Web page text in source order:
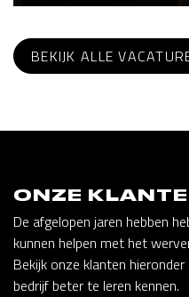
BEKIJK ALLE
ONZE
De afgelopen jaren hebben
kunnen helpen met het
Bekijk onze klanten
bedrijf beter te leren kennen.